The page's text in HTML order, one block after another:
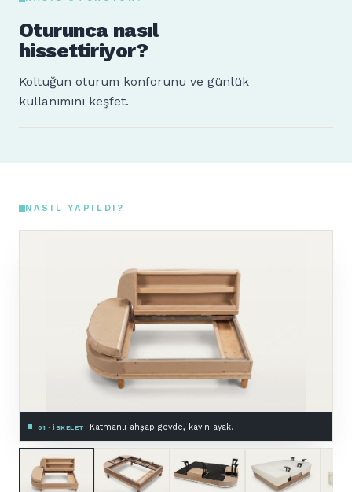
Oturunca nasıl
hissettiriyor?
Koltuğun oturum konforunu ve günlük
kullanımını keşfet.
160 cm · 64 kg
NASIL YAPILDI?
03 · MEKANIZMA & ASTAR Zemine montajlı, astarlı.